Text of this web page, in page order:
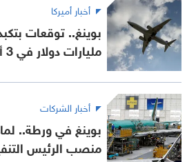
أخبار أميركا
مليارات دولار في 3 أشهر
أخبار الشركات
بوينغ في ورطة..
منصب الرئيس